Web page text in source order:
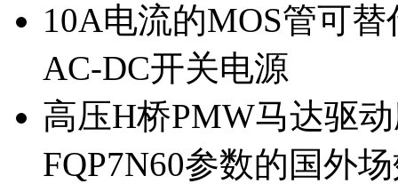
10A电流的MOS管可
AC-DC开关电源
高压H桥PMW马达驱
FQP7N60参数的国外